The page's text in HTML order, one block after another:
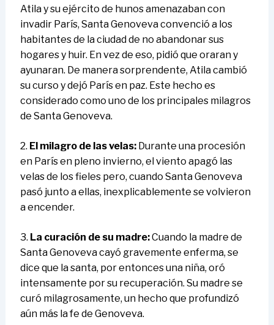
Atila y su ejército de hunos amenazaban con
invadir París, Santa Genoveva convenció a los
habitantes de la ciudad de no abandonar sus
hogares y huir. En vez de eso, pidió que oraran y
ayunaran. De manera sorprendente, Atila cambió
su curso y dejó París en paz. Este hecho es
considerado como uno de los principales milagros
de Santa Genoveva.
2. El milagro de las velas:Durante una procesión
en París en pleno invierno, el viento apagó las
velas de los fieles pero, cuando Santa Genoveva
pasó junto a ellas, inexplicablemente se volvieron
a encender.
3. La curación de su madre:Cuando la madre de
Santa Genoveva cayó gravemente enferma, se
dice que la santa, por entonces una niña, oró
intensamente por su recuperación. Su madre se
curó milagrosamente, un hecho que profundizó
aún más la fe de Genoveva.